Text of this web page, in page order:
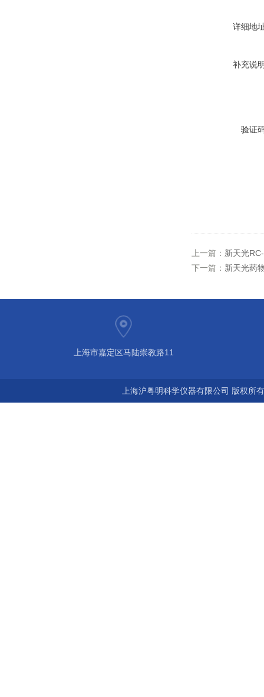
详细地
补充说
验证
上一篇： 新天光
下一篇： 新天光药
上海市嘉定区马陆崇教路11
上海沪粤明科学仪器有限公司 版权所